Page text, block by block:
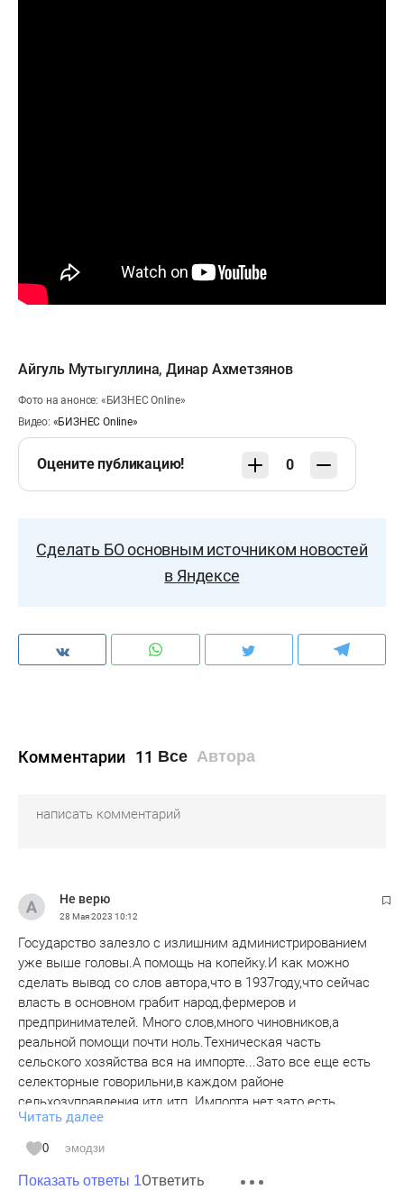
Айгуль Мутыгуллина,Динар Ахметзянов
Фото на анонсе: «БИЗНЕС Online»
Видео: «БИЗНЕС Online»
Оцените публикацию! 0
Сделать БО основным источником новостей
в Яндексе
Комментарии 11 Все Автора
Не верю
28 Мая 2023 10:12
Государство залезло с излишним администрированием
уже выше головы.А помощь на копейку.И как можно
сделать вывод со слов автора,что в 1937году,что сейчас
власть в основном грабит народ,фермеров и
предпринимателей. Много слов,много чиновников,а
реальной помощи почти ноль.Техническая часть
сельского хозяйства вся на импорте...Зато все еще есть
селекторные говорильни,в каждом районе
сельхозуправления итд итп. Импорта нет,зато есть
высокая заградительная пошлина... Вот уйдет на пенсию
этот бабай-токарь и не найдут ведь никого на это
хозяйство,зато в министерстве с/х,госсовете и прочих
сидят бабаи до 80лет... Правильно,болтать-это не руками
Читать далее
0 эмодзи
Показать ответы 1Ответить